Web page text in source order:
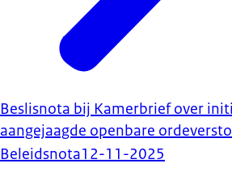
Beslisnota bij Kamerbrief over
aangejaagde openbare
Beleidsnota12-11-2025